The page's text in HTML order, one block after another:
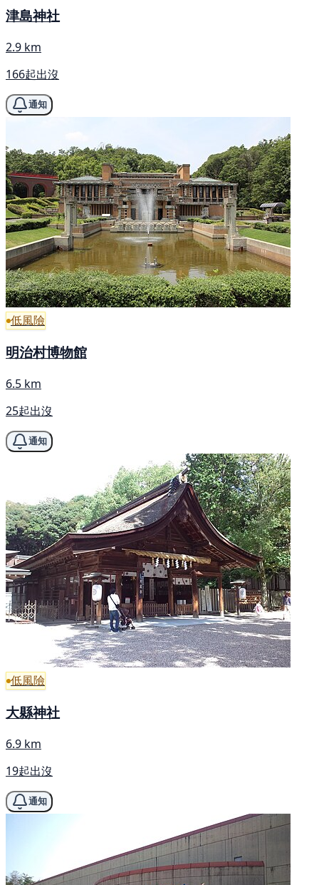
津島神社
2.9 km
166起出沒
通知
低風險
明治村博物館
6.5 km
25起出沒
通知
低風險
大縣神社
6.9 km
19起出沒
通知